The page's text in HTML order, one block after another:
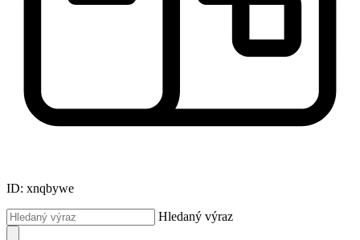
ID: xnqbywe
Hledaný výraz